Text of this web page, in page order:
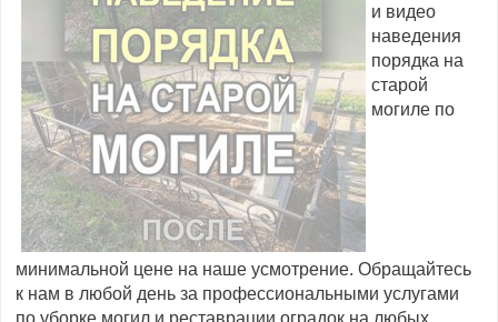
и видео
наведения
порядка на
старой
могиле по
минимальной цене на наше усмотрение. Обращайтесь
к нам в любой день за профессиональными услугами
по уборке могил и реставрации оградок на любых